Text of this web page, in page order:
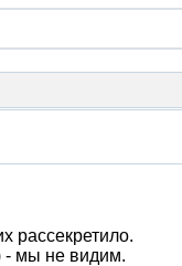
рассекретило.
- мы не видим.